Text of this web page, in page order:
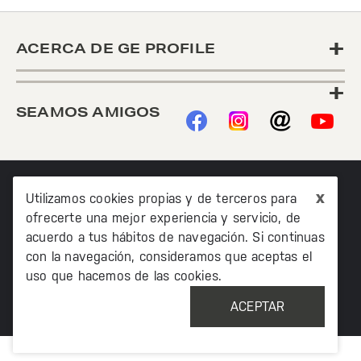
x
Utilizamos cookies propias y de terceros para
ofrecerte una mejor experiencia y servicio, de
acuerdo a tus hábitos de navegación. Si continuas
con la navegación, consideramos que aceptas el
uso que hacemos de las cookies.
ACEPTAR
ACERCA DE GE PROFILE
+
+
SEAMOS AMIGOS
©2020 TODOS LOS DERECHOS RESERVADOS MABE
MÉXICO AV. PASEO DE LAS PALMAS 215 PISO 7, COL. LOMAS
DE CHAPULTEPEC, MIGUEL HIDALCO, CIUDAD DE MÉXICO, CP